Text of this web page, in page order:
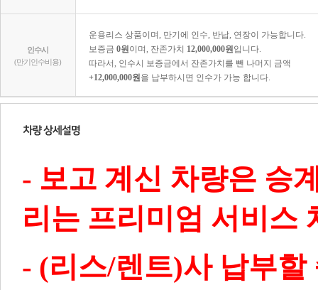
인수시
(만기인수비용)
운용리스 상품이며, 만기에 인수, 반납, 연장이 가능합니다.
보증금 0원이며, 잔존가치 12,000,000원입니다.
따라서, 인수시 보증금에서 잔존가치를 뺀 나머지 금액
+12,000,000원을 납부하시면 인수가 가능 합니다.
- 보고 계신 차량은 승
리는 프리미엄 서비스
- (리스/렌트)사 납부